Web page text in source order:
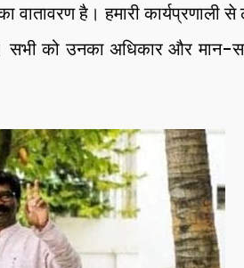
वातावरण है। हमारी कार्यप्रणाली
को उनका अधिकार और मान-